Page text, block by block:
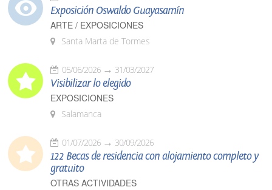
Exposición Oswaldo Guayasamín
ARTE / EXPOSICIONES
Santa Marta de Tormes
05/06/2026 31/03/2027
Visibilizar lo elegido
EXPOSICIONES
Salamanca
01/07/2026 30/09/2026
122 Becas de residencia con alojamiento completo y
gratuito
OTRAS ACTIVIDADES